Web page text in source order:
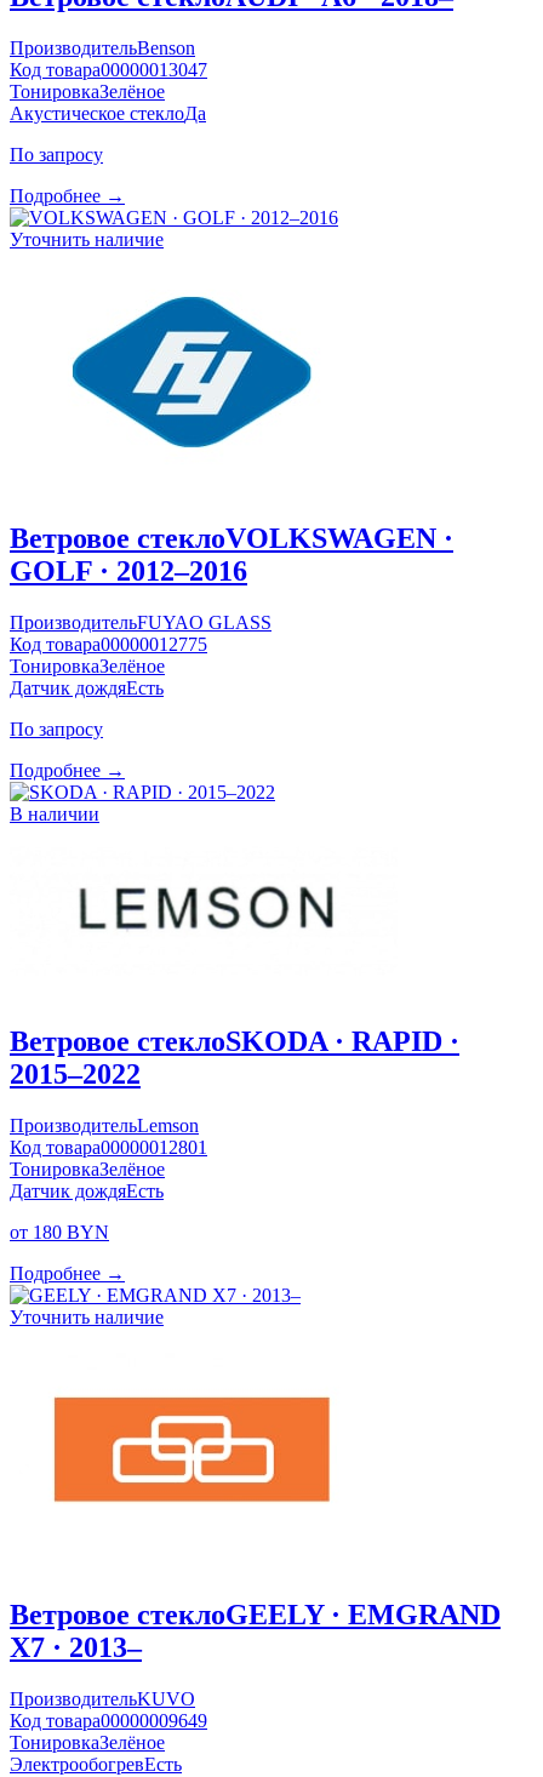
ПроизводительBenson
Код товара00000013047
ТонировкаЗелёное
Акустическое стеклоДа
По запросу
Подробнее →
Уточнить наличие
Ветровое стеклоVOLKSWAGEN ·
GOLF · 2012–2016
ПроизводительFUYAO GLASS
Код товара00000012775
ТонировкаЗелёное
Датчик дождяЕсть
По запросу
Подробнее →
В наличии
Ветровое стеклоSKODA · RAPID ·
2015–2022
ПроизводительLemson
Код товара00000012801
ТонировкаЗелёное
Датчик дождяЕсть
от 180 BYN
Подробнее →
Уточнить наличие
Ветровое стеклоGEELY · EMGRAND
X7 · 2013–
ПроизводительKUVO
Код товара00000009649
ТонировкаЗелёное
ЭлектрообогревЕсть